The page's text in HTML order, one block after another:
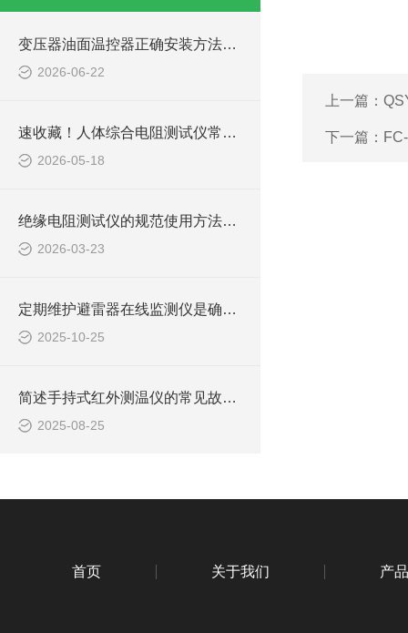
变压器油面温控器正确安装方法及关键要点专业分享
2026-06-22
速收藏！人体综合电阻测试仪常见故障的解决方法分享
2026-05-18
绝缘电阻测试仪的规范使用方法详解
2026-03-23
定期维护避雷器在线监测仪是确保其稳定运行的关键
2025-10-25
简述手持式红外测温仪的常见故障相应解决方法
2025-08-25
上一篇：
下一篇：
首页 关于我们 产